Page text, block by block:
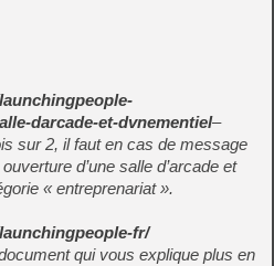
darcade-et-dvnementiel–
sur 2, il faut en cas de message
d’une salle d’arcade et
« entreprenariat ».
fr/
qui vous explique plus en